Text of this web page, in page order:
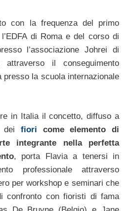
con la frequenza del primo
di Roma e del corso di
l’associazione Johrei di
il conseguimento
presso la scuola internazionale
in Italia il concetto, diffuso a
dei fiori come elemento di
integrante nella perfetta
, porta Flavia a tenersi in
professionale attraverso
per workshop e seminari che
confronto con fioristi di fama